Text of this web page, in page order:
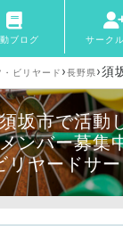
ブログ サーク
・ビリヤード ›長野県›須
坂市で活動
メンバー募集
リヤードサ